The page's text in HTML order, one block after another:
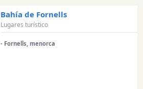
Bahía de Fornells
Lugares turístico
- Fornells, menorca